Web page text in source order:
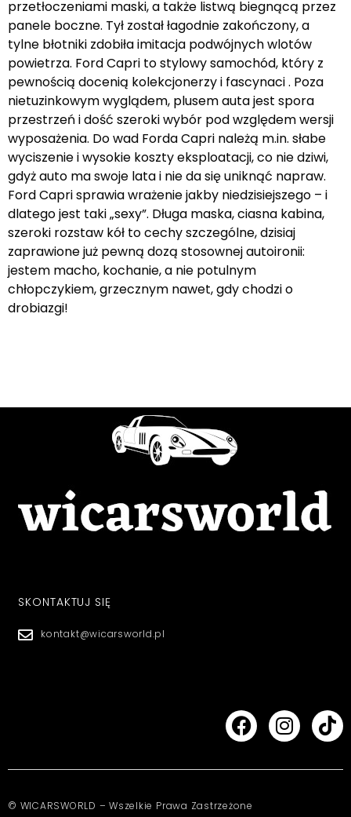
przetłoczeniami maski, a także listwą biegnącą przez
panele boczne. Tył został łagodnie zakończony, a
tylne błotniki zdobiła imitacja podwójnych wlotów
powietrza. Ford Capri to stylowy samochód, który z
pewnością docenią kolekcjonerzy i fascynaci . Poza
nietuzinkowym wyglądem, plusem auta jest spora
przestrzeń i dość szeroki wybór pod względem wersji
wyposażenia. Do wad Forda Capri należą m.in. słabe
wyciszenie i wysokie koszty eksploatacji, co nie dziwi,
gdyż auto ma swoje lata i nie da się uniknąć napraw.
Ford Capri sprawia wrażenie jakby niedzisiejszego – i
dlatego jest taki „sexy”. Długa maska, ciasna kabina,
szeroki rozstaw kół to cechy szczególne, dzisiaj
zaprawione już pewną dozą stosownej autoironii:
jestem macho, kochanie, a nie potulnym
chłopczykiem, grzecznym nawet, gdy chodzi o
drobiazgi!
SKONTAKTUJ SIĘ
kontakt@wicarsworld.pl
© WICARSWORLD – Wszelkie Prawa Zastrzeżone